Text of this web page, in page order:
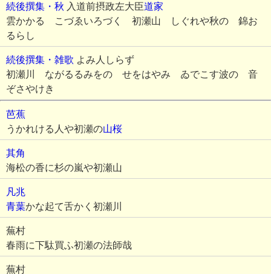
続後撰集・秋 入道前摂政左大臣道家
雲かかる こづゑいろづく 初瀬山 しぐれや秋の 錦お
るらし
続後撰集・雑歌 よみ人しらず
初瀬川 ながるるみをの せをはやみ ゐでこす波の 音
ぞさやけき
芭蕉
うかれける人や初瀬の山桜
其角
海松の香に杉の嵐や初瀬山
凡兆
青葉かな起て舌かく初瀬川
蕪村
春雨に下駄買ふ初瀬の法師哉
蕪村